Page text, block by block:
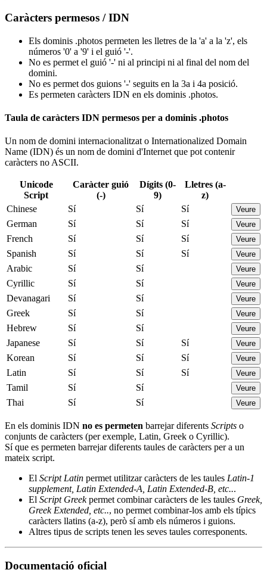
Caràcters permesos / IDN
Els dominis .photos permeten les lletres de la 'a' a la 'z', els
números '0' a '9' i el guió '-'.
No es permet el guió '-' ni al principi ni al final del nom del
domini.
No es permet dos guions '-' seguits en la 3a i 4a posició.
Es permeten caràcters IDN en els dominis .photos.
Taula de caràcters IDN permesos per a dominis .photos
Un nom de domini internacionalitzat o Internationalized Domain
Name (IDN) és un nom de domini d'Internet que pot contenir
caràcters no ASCII.
Unicode
Script
Caràcter guió
(-)
Dígits (0-
9)
Lletres (a-
z)
Chinese
Sí Sí Sí Veure
German Sí Sí Sí Veure
French Sí Sí Sí Veure
Spanish Sí Sí Sí Veure
Arabic Sí Sí Veure
Cyrillic Sí Sí Veure
Devanagari Sí Sí Veure
Greek Sí Sí Veure
Hebrew Sí Sí Veure
Japanese Sí Sí Sí Veure
Korean Sí Sí Sí Veure
Latin Sí Sí Sí Veure
Tamil Sí Sí Veure
Thai Sí Sí Veure
En els dominis IDN no es permeten barrejar diferents Scripts o
conjunts de caràcters (per exemple, Latin, Greek o Cyrillic).
Sí que es permeten barrejar diferents taules de caràcters per a un
mateix script.
El Script Latin permet utilitzar caràcters de les taules Latin-1
supplement, Latin Extended-A, Latin Extended-B, etc...
El Script Greekpermet combinar caràcters de les taules Greek,
Greek Extended, etc.., no permet combinar-los amb els típics
caràcters llatins (a-z), però sí amb els números i guions.
Altres tipus de scripts tenen les seves taules corresponents.
Documentació oficial